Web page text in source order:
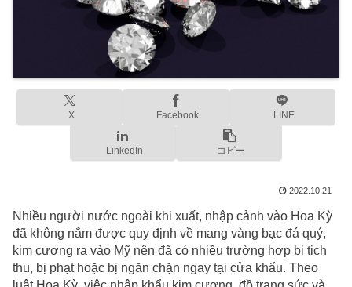
X Facebook LINE
LinkedIn コピー
2022.10.21
Nhiều người nước ngoài khi xuất, nhập cảnh vào Hoa Kỳ
đã không nắm được quy định về mang vàng bạc đá quý,
kim cương ra vào Mỹ nên đã có nhiều trường hợp bị tịch
thu, bị phạt hoặc bị ngăn chặn ngay tại cửa khẩu. Theo